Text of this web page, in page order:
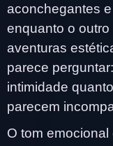
aconchegantes
enquanto o
aventuras
parece
intimidade
parecem
O tom